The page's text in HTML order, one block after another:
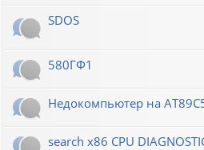
SDOS
580ГФ1
Недокомпьютер на
search x86 CPU